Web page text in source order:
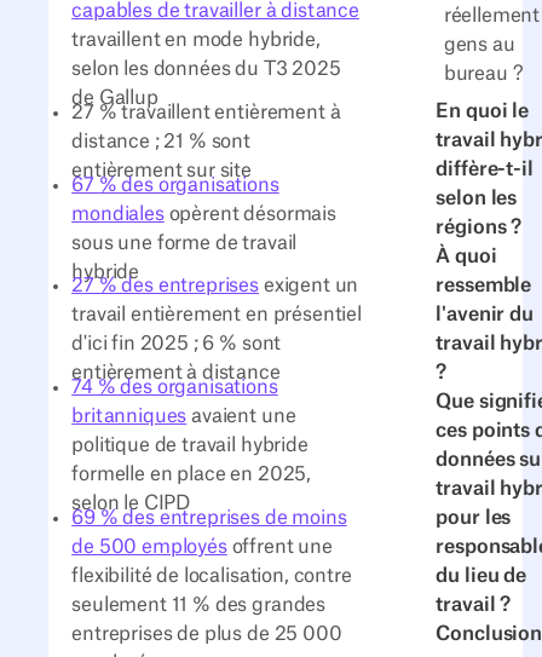
réellement
gens au
bureau ?
En quoi le
travail
diffère-t-il
selon les
régions ?
À quoi
ressemble
l'avenir du
travail
?
Que
ces points
données
travail
pour les
du lieu de
travail ?
Conclusion
capables de travailler à distance
travaillent en mode hybride,
selon les données du T3 2025
de Gallup
27 % travaillent entièrement à
distance ; 21 % sont
entièrement sur site
67 % des organisations
mondialesopèrent désormais
sous une forme de travail
hybride
27 % des entreprises exigent un
travail entièrement en présentiel
d'ici fin 2025 ; 6 % sont
entièrement à distance
74 % des organisations
britanniques avaient une
politique de travail hybride
formelle en place en 2025,
selon le CIPD
69 % des entreprises de moins
de 500 employésoffrent une
flexibilité de localisation, contre
seulement 11 % des grandes
entreprises de plus de 25 000